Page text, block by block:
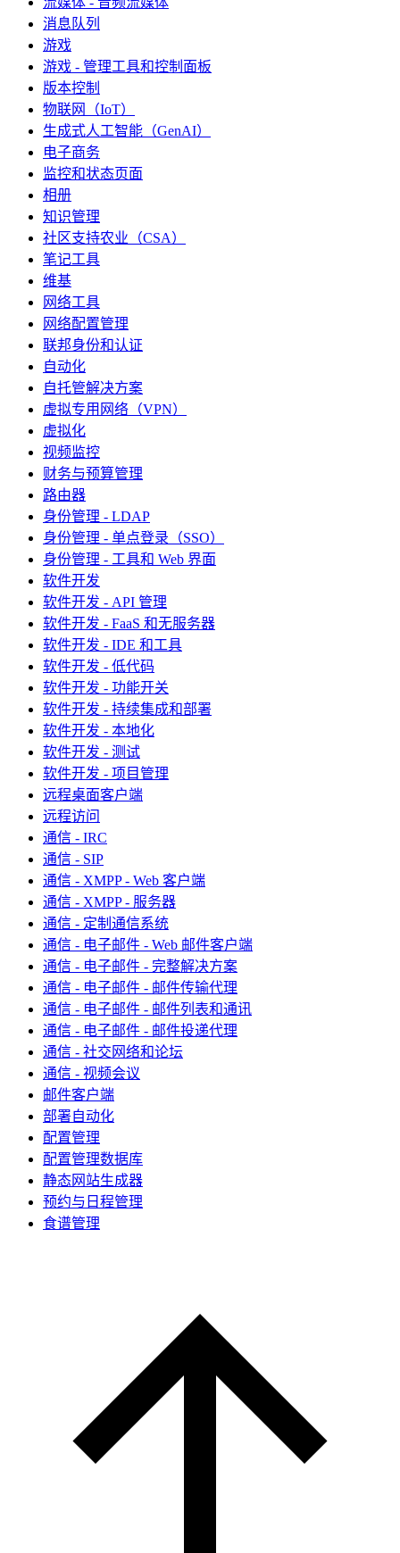
消息队列
游戏
游戏 - 管理工具和控制面板
版本控制
物联网（IoT）
生成式人工智能（GenAI）
电子商务
监控和状态页面
相册
知识管理
社区支持农业（CSA）
笔记工具
维基
网络工具
网络配置管理
联邦身份和认证
自动化
自托管解决方案
虚拟专用网络（VPN）
虚拟化
视频监控
财务与预算管理
路由器
身份管理 - LDAP
身份管理 - 单点登录（SSO）
身份管理 - 工具和 Web 界面
软件开发
软件开发 - API 管理
软件开发 - FaaS 和无服务器
软件开发 - IDE 和工具
软件开发 - 低代码
软件开发 - 功能开关
软件开发 - 持续集成和部署
软件开发 - 本地化
软件开发 - 测试
软件开发 - 项目管理
远程桌面客户端
远程访问
通信 - IRC
通信 - SIP
通信 - XMPP - Web 客户端
通信 - XMPP - 服务器
通信 - 定制通信系统
通信 - 电子邮件 - Web 邮件客户端
通信 - 电子邮件 - 完整解决方案
通信 - 电子邮件 - 邮件传输代理
通信 - 电子邮件 - 邮件列表和通讯
通信 - 电子邮件 - 邮件投递代理
通信 - 社交网络和论坛
通信 - 视频会议
邮件客户端
部署自动化
配置管理
配置管理数据库
静态网站生成器
预约与日程管理
食谱管理